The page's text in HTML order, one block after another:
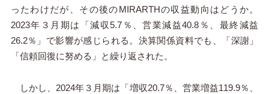
ったわけだが、その後のMIRARTHの収益動向はどうか。
2023年３月期は「減収5.7％、営業減益40.8％、最終減益
26.2％」で影響が感じられる。決算関係資料でも、「深謝」
「信頼回復に努める」と繰り返された。
しかし、2024年３月期は「増収20.7％、営業増益119.9％、